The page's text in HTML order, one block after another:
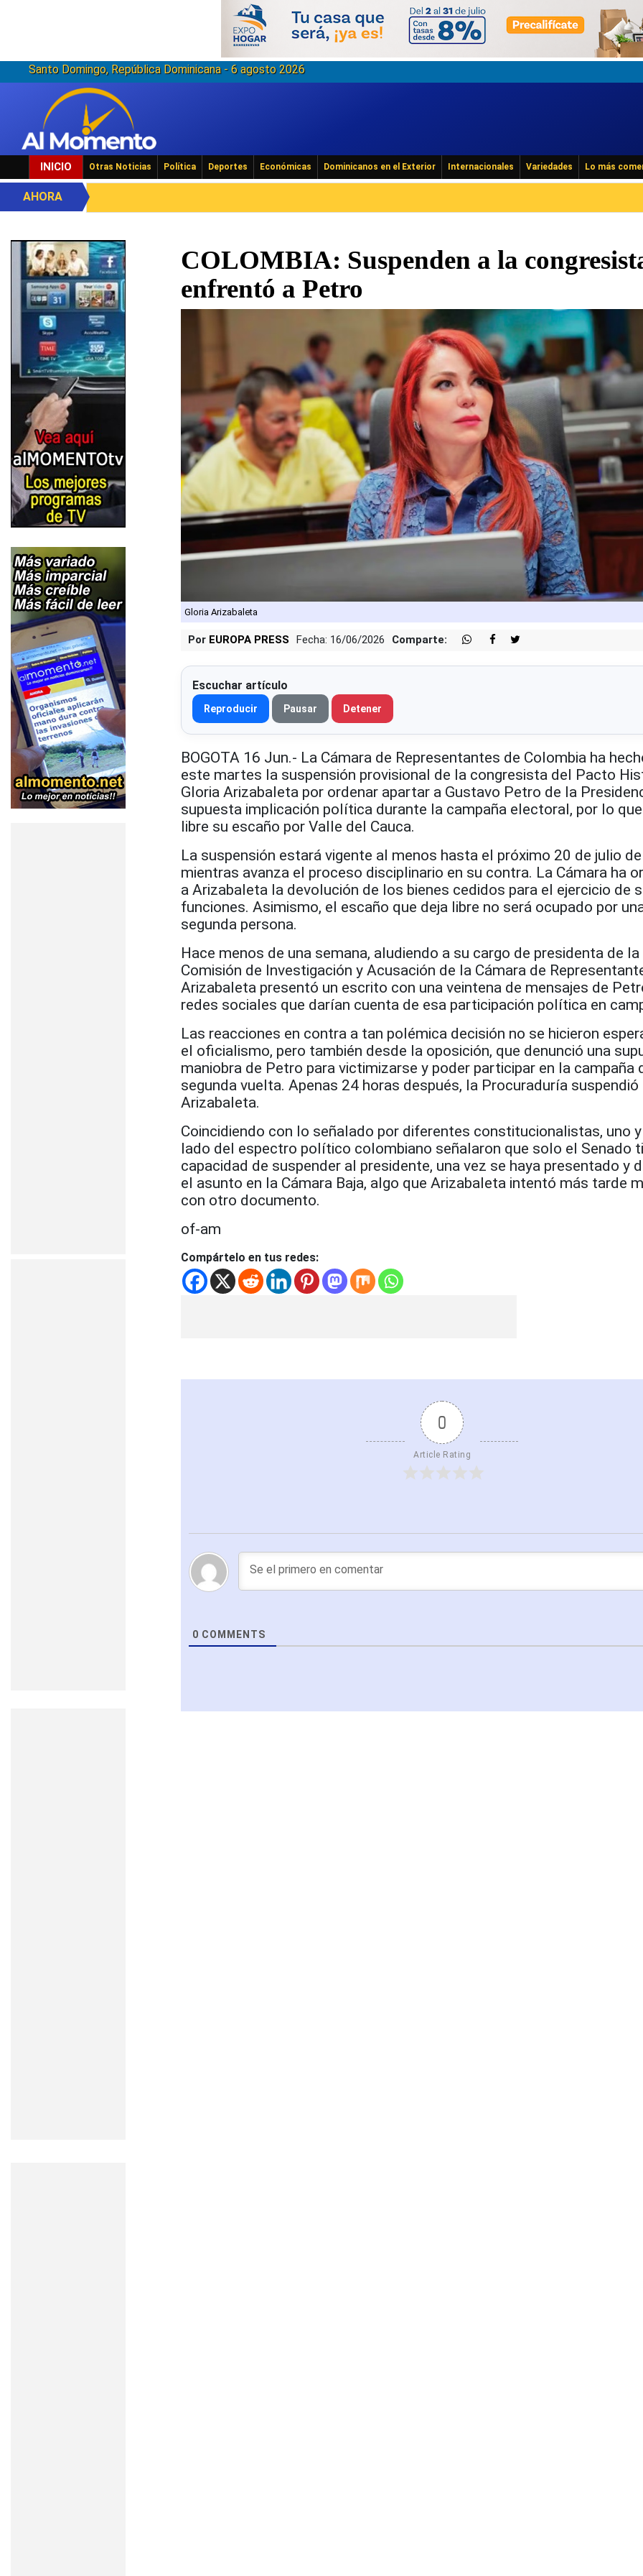
Santo Domingo, República Dominicana - 6 agosto 2026
INICIO Otras Noticias Política Deportes Económicas Dominicanos en el Exterior Internacionales Variedades Lo más
AHORA
COLOMBIA: Suspenden a la
enfrentó a Petro
Gloria Arizabaleta
Por EUROPA PRESS Fecha: 16/06/2026 Comparte:
Escuchar artículo
Reproducir Pausar Detener
BOGOTA 16 Jun.- La Cámara de Representantes de Colombia ha
este martes la suspensión provisional de la congresista del Pacto
Gloria Arizabaleta por ordenar apartar a Gustavo Petro de la
supuesta implicación política durante la campaña electoral, por lo
libre su escaño por Valle del Cauca.
La suspensión estará vigente al menos hasta el próximo 20 de julio
mientras avanza el proceso disciplinario en su contra. La Cámara ha
a Arizabaleta la devolución de los bienes cedidos para el ejercicio de
funciones. Asimismo, el escaño que deja libre no será ocupado por
segunda persona.
Hace menos de una semana, aludiendo a su cargo de presidenta de la
Comisión de Investigación y Acusación de la Cámara de
Arizabaleta presentó un escrito con una veintena de mensajes de
redes sociales que darían cuenta de esa participación política en
Las reacciones en contra a tan polémica decisión no se hicieron
el oficialismo, pero también desde la oposición, que denunció una
maniobra de Petro para victimizarse y poder participar en la campaña
segunda vuelta. Apenas 24 horas después, la Procuraduría suspendió
Arizabaleta.
Coincidiendo con lo señalado por diferentes constitucionalistas, uno
lado del espectro político colombiano señalaron que solo el Senado
capacidad de suspender al presidente, una vez se haya presentado y
el asunto en la Cámara Baja, algo que Arizabaleta intentó más tarde
con otro documento.
of-am
Compártelo en tus redes:
0
Article Rating
0 COMMENTS